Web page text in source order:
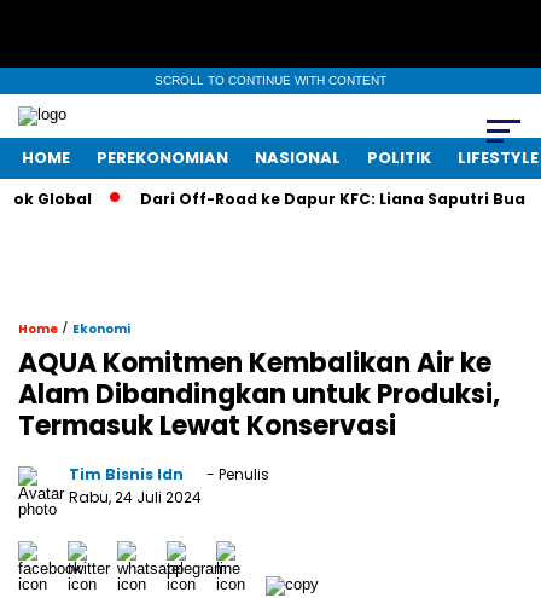
SCROLL TO CONTINUE WITH CONTENT
HOME PEREKONOMIAN NASIONAL POLITIK LIFESTYLE
Dari Off-Road ke Dapur KFC: Liana Saputri Buat
Home / Ekonomi
AQUA Komitmen Kembalikan Air ke
Alam Dibandingkan untuk Produksi,
Termasuk Lewat Konservasi
Tim Bisnis Idn
- Penulis
Rabu, 24 Juli 2024